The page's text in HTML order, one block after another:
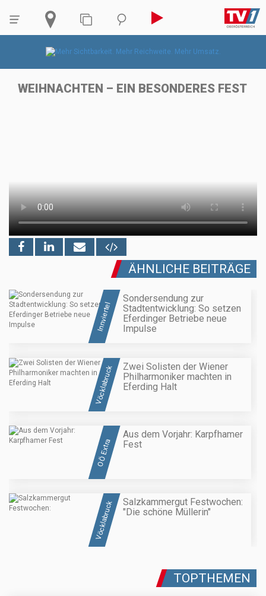
WEIHNACHTEN – EIN BESONDERES FEST
ÄHNLICHE BEITRÄGE
Innviertel
Sondersendung zur
Stadtentwicklung: So setzen
Eferdinger Betriebe neue
Impulse
Vöcklabruck
Zwei Solisten der Wiener
Philharmoniker machten in
Eferding Halt
OÖ Extra
Aus dem Vorjahr: Karpfhamer
Fest
Vöcklabruck
Salzkammergut Festwochen:
"Die schöne Müllerin"
TOPTHEMEN